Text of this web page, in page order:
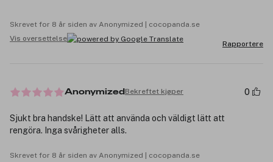
Skrevet for 8 år siden av Anonymized | cocopanda.se
Vis oversettelse
Rapportere
Anonymized Bekreftet kjøper 0
Sjukt bra handske! Lätt att använda och väldigt lätt att
rengöra. Inga svårigheter alls.
Skrevet for 8 år siden av Anonymized | cocopanda.se